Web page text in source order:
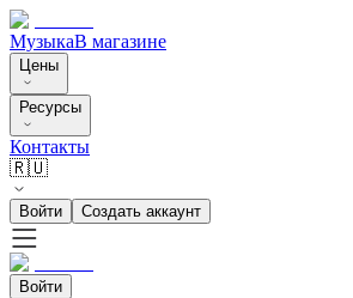
МузыкаВ магазине
Цены
Ресурсы
Контакты
🇷🇺
Войти Создать аккаунт
Войти